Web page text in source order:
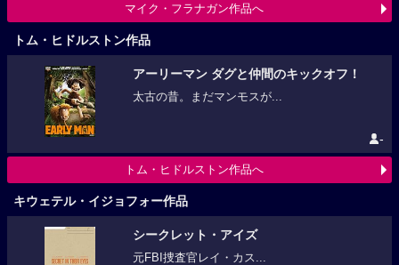
マイク・フラナガン作品へ
トム・ヒドルストン作品
アーリーマン ダグと仲間のキックオフ！
太古の昔。まだマンモスが...
-
トム・ヒドルストン作品へ
キウェテル・イジョフォー作品
シークレット・アイズ
元FBI捜査官レイ・カス...